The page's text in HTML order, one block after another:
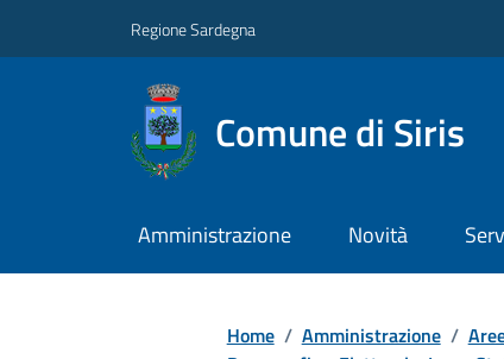
Regione Sardegna
Comune di Siris
Amministrazione Novità
Home / Amministrazione /